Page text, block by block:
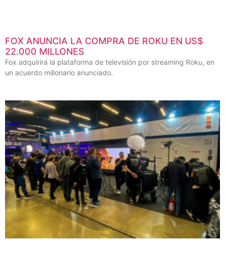
FOX ANUNCIA LA COMPRA DE ROKU EN US$
22.000 MILLONES
Fox adquirirá la plataforma de televisión por streaming Roku, en
un acuerdo millonario anunciado.